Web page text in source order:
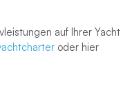
auf Ihrer Yacht
oder hier